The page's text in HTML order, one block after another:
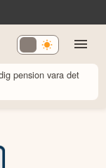
pension vara det